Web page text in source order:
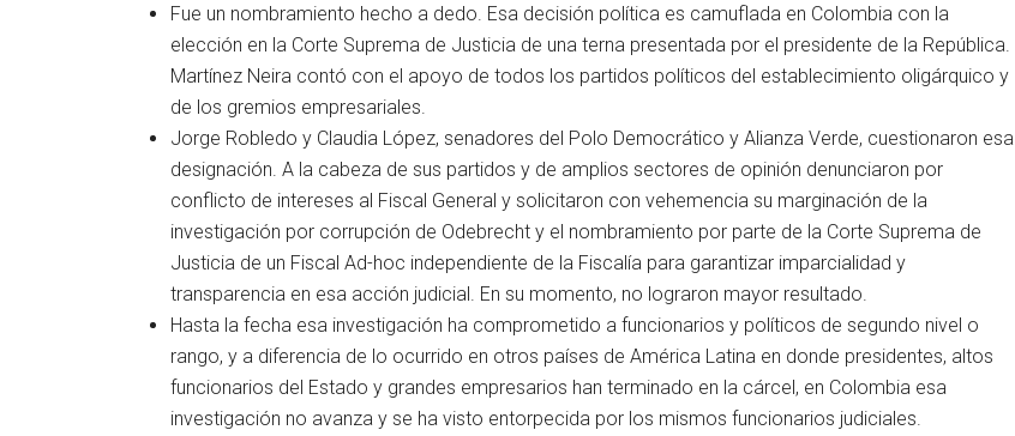
Fue un nombramiento hecho a dedo. Esa decisión política es camuflada en Colombia con la
elección en la Corte Suprema de Justicia de una terna presentada por el presidente de la República.
Martínez Neira contó con el apoyo de todos los partidos políticos del establecimiento oligárquico y
de los gremios empresariales.
Jorge Robledo y Claudia López, senadores del Polo Democrático y Alianza Verde, cuestionaron esa
designación. A la cabeza de sus partidos y de amplios sectores de opinión denunciaron por
conflicto de intereses al Fiscal General y solicitaron con vehemencia su marginación de la
investigación por corrupción de Odebrecht y el nombramiento por parte de la Corte Suprema de
Justicia de un Fiscal Ad-hoc independiente de la Fiscalía para garantizar imparcialidad y
transparencia en esa acción judicial. En su momento, no lograron mayor resultado.
Hasta la fecha esa investigación ha comprometido a funcionarios y políticos de segundo nivel o
rango, y a diferencia de lo ocurrido en otros países de América Latina en donde presidentes, altos
funcionarios del Estado y grandes empresarios han terminado en la cárcel, en Colombia esa
investigación no avanza y se ha visto entorpecida por los mismos funcionarios judiciales.